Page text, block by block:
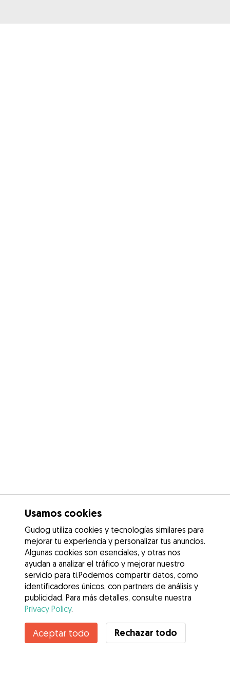
Usamos cookies
Gudog utiliza cookies y tecnologías similares para
mejorar tu experiencia y personalizar tus anuncios.
Algunas cookies son esenciales, y otras nos
ayudan a analizar el tráfico y mejorar nuestro
servicio para ti.Podemos compartir datos, como
identificadores únicos, con partners de análisis y
publicidad. Para más detalles, consulte nuestra
Privacy Policy.
Aceptar todo Rechazar todo